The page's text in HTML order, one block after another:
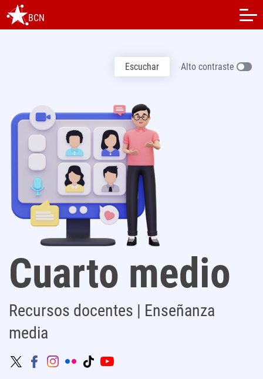
BCN
Escuchar Alto contraste
Cuarto medio
Recursos docentes | Enseñanza
media